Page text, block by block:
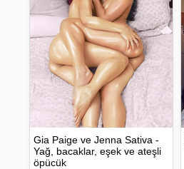
Gia Paige ve Jenna Sativa -
Yağ, bacaklar, eşek ve ateşli
öpücük